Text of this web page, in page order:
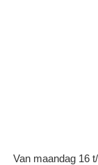
Van maandag 16